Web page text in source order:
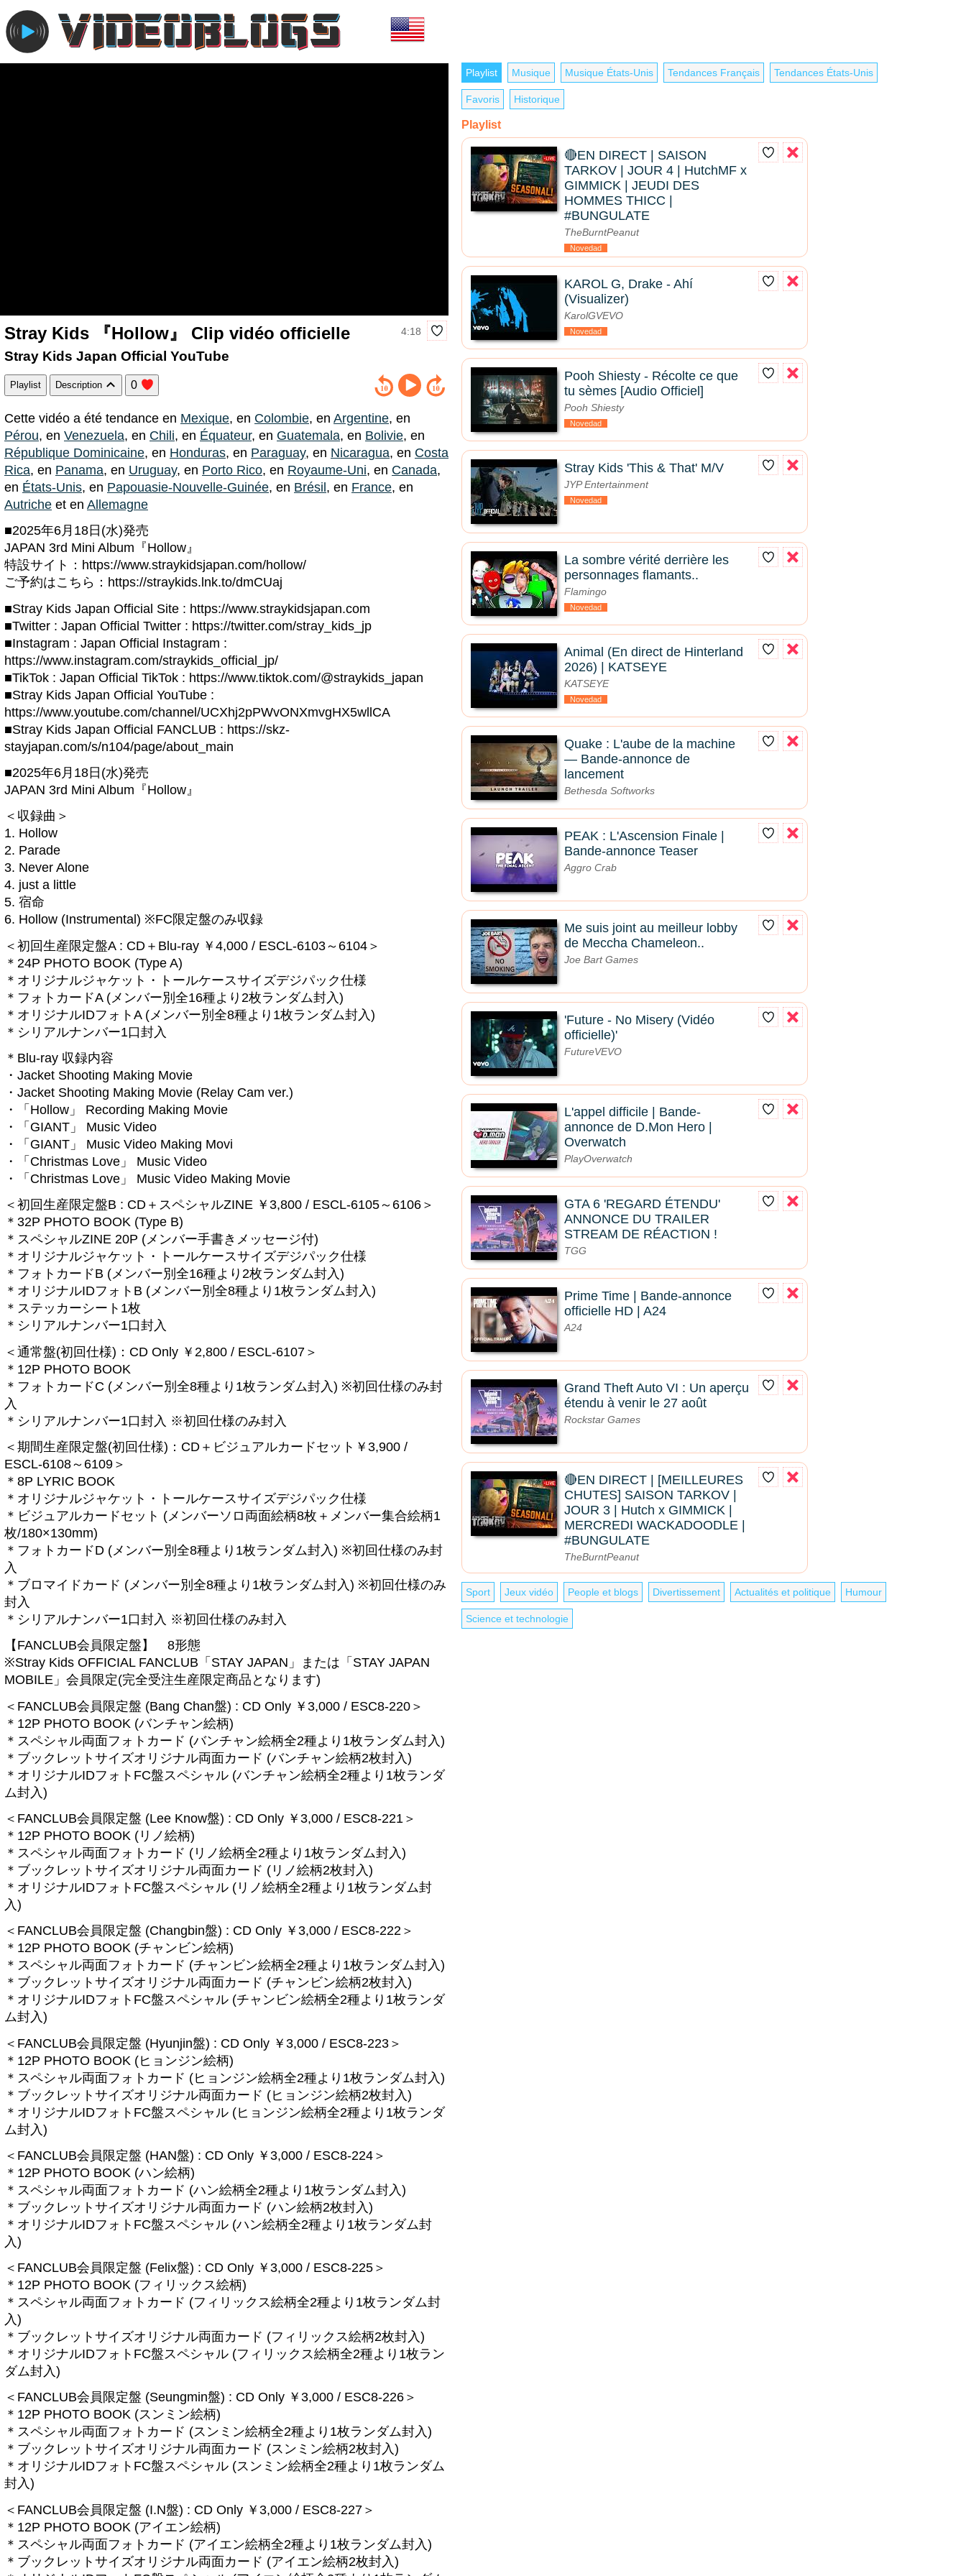
Stray Kids 『Hollow』 Clip vidéo officielle 4:18
Stray Kids Japan Official YouTube
Playlist Description 0
Cette vidéo a été tendance en Mexique, en Colombie, en Argentine, en
Pérou, en Venezuela, en Chili, en Équateur, en Guatemala, en Bolivie, en
République Dominicaine, en Honduras, en Paraguay, en Nicaragua, en Costa
Rica, en Panama, en Uruguay, en Porto Rico, en Royaume-Uni, en Canada,
en États-Unis, en Papouasie-Nouvelle-Guinée, en Brésil , en France, en
Autriche et en Allemagne
■2025年6月18日(水)発売
JAPAN 3rd Mini Album『Hollow』
特設サイト：https://www.straykidsjapan.com/hollow/
ご予約はこちら：https://straykids.lnk.to/dmCUaj
■Stray Kids Japan Official Site : https://www.straykidsjapan.com
■Twitter : Japan Official Twitter : https://twitter.com/stray_kids_jp
■Instagram : Japan Official Instagram :
https://www.instagram.com/straykids_official_jp/
■TikTok : Japan Official TikTok : https://www.tiktok.com/@straykids_japan
■Stray Kids Japan Official YouTube :
https://www.youtube.com/channel/UCXhj2pPWvONXmvgHX5wllCA
■Stray Kids Japan Official FANCLUB : https://skz-
stayjapan.com/s/n104/page/about_main
■2025年6月18日(水)発売
JAPAN 3rd Mini Album『Hollow』
＜収録曲＞
1. Hollow
2. Parade
3. Never Alone
4. just a little
5. 宿命
6. Hollow (Instrumental) ※FC限定盤のみ収録
＜初回生産限定盤A : CD＋Blu-ray ￥4,000 / ESCL-6103～6104＞
＊24P PHOTO BOOK (Type A)
＊オリジナルジャケット・トールケースサイズデジパック仕様
＊フォトカードA (メンバー別全16種より2枚ランダム封入)
＊オリジナルIDフォトA (メンバー別全8種より1枚ランダム封入)
＊シリアルナンバー1口封入
＊Blu-ray 収録内容
・Jacket Shooting Making Movie
・Jacket Shooting Making Movie (Relay Cam ver.)
・「Hollow」 Recording Making Movie
・「GIANT」 Music Video
・「GIANT」 Music Video Making Movi
・「Christmas Love」 Music Video
・「Christmas Love」 Music Video Making Movie
＜初回生産限定盤B : CD＋スペシャルZINE ￥3,800 / ESCL-6105～6106＞
＊32P PHOTO BOOK (Type B)
＊スペシャルZINE 20P (メンバー手書きメッセージ付)
＊オリジナルジャケット・トールケースサイズデジパック仕様
＊フォトカードB (メンバー別全16種より2枚ランダム封入)
＊オリジナルIDフォトB (メンバー別全8種より1枚ランダム封入)
＊ステッカーシート1枚
＊シリアルナンバー1口封入
＜通常盤(初回仕様)：CD Only ￥2,800 / ESCL-6107＞
＊12P PHOTO BOOK
＊フォトカードC (メンバー別全8種より1枚ランダム封入) ※初回仕様のみ封
入
＊シリアルナンバー1口封入 ※初回仕様のみ封入
＜期間生産限定盤(初回仕様)：CD＋ビジュアルカードセット￥3,900 /
ESCL-6108～6109＞
＊8P LYRIC BOOK
＊オリジナルジャケット・トールケースサイズデジパック仕様
＊ビジュアルカードセット (メンバーソロ両面絵柄8枚＋メンバー集合絵柄1
枚/180×130mm)
＊フォトカードD (メンバー別全8種より1枚ランダム封入) ※初回仕様のみ封
入
＊ブロマイドカード (メンバー別全8種より1枚ランダム封入) ※初回仕様のみ
封入
＊シリアルナンバー1口封入 ※初回仕様のみ封入
【FANCLUB会員限定盤】 8形態
※Stray Kids OFFICIAL FANCLUB「STAY JAPAN」または「STAY JAPAN
MOBILE」会員限定(完全受注生産限定商品となります)
＜FANCLUB会員限定盤 (Bang Chan盤) : CD Only ￥3,000 / ESC8-220＞
＊12P PHOTO BOOK (バンチャン絵柄)
＊スペシャル両面フォトカード (バンチャン絵柄全2種より1枚ランダム封入)
＊ブックレットサイズオリジナル両面カード (バンチャン絵柄2枚封入)
＊オリジナルIDフォトFC盤スペシャル (バンチャン絵柄全2種より1枚ランダ
ム封入)
＜FANCLUB会員限定盤 (Lee Know盤) : CD Only ￥3,000 / ESC8-221＞
＊12P PHOTO BOOK (リノ絵柄)
＊スペシャル両面フォトカード (リノ絵柄全2種より1枚ランダム封入)
＊ブックレットサイズオリジナル両面カード (リノ絵柄2枚封入)
＊オリジナルIDフォトFC盤スペシャル (リノ絵柄全2種より1枚ランダム封
入)
＜FANCLUB会員限定盤 (Changbin盤) : CD Only ￥3,000 / ESC8-222＞
＊12P PHOTO BOOK (チャンビン絵柄)
＊スペシャル両面フォトカード (チャンビン絵柄全2種より1枚ランダム封入)
＊ブックレットサイズオリジナル両面カード (チャンビン絵柄2枚封入)
＊オリジナルIDフォトFC盤スペシャル (チャンビン絵柄全2種より1枚ランダ
ム封入)
＜FANCLUB会員限定盤 (Hyunjin盤) : CD Only ￥3,000 / ESC8-223＞
＊12P PHOTO BOOK (ヒョンジン絵柄)
＊スペシャル両面フォトカード (ヒョンジン絵柄全2種より1枚ランダム封入)
＊ブックレットサイズオリジナル両面カード (ヒョンジン絵柄2枚封入)
＊オリジナルIDフォトFC盤スペシャル (ヒョンジン絵柄全2種より1枚ランダ
ム封入)
＜FANCLUB会員限定盤 (HAN盤) : CD Only ￥3,000 / ESC8-224＞
＊12P PHOTO BOOK (ハン絵柄)
＊スペシャル両面フォトカード (ハン絵柄全2種より1枚ランダム封入)
＊ブックレットサイズオリジナル両面カード (ハン絵柄2枚封入)
＊オリジナルIDフォトFC盤スペシャル (ハン絵柄全2種より1枚ランダム封
入)
＜FANCLUB会員限定盤 (Felix盤) : CD Only ￥3,000 / ESC8-225＞
＊12P PHOTO BOOK (フィリックス絵柄)
＊スペシャル両面フォトカード (フィリックス絵柄全2種より1枚ランダム封
入)
＊ブックレットサイズオリジナル両面カード (フィリックス絵柄2枚封入)
＊オリジナルIDフォトFC盤スペシャル (フィリックス絵柄全2種より1枚ラン
ダム封入)
＜FANCLUB会員限定盤 (Seungmin盤) : CD Only ￥3,000 / ESC8-226＞
＊12P PHOTO BOOK (スンミン絵柄)
＊スペシャル両面フォトカード (スンミン絵柄全2種より1枚ランダム封入)
＊ブックレットサイズオリジナル両面カード (スンミン絵柄2枚封入)
＊オリジナルIDフォトFC盤スペシャル (スンミン絵柄全2種より1枚ランダム
封入)
＜FANCLUB会員限定盤 (I.N盤) : CD Only ￥3,000 / ESC8-227＞
＊12P PHOTO BOOK (アイエン絵柄)
＊スペシャル両面フォトカード (アイエン絵柄全2種より1枚ランダム封入)
＊ブックレットサイズオリジナル両面カード (アイエン絵柄2枚封入)
Playlist Musique Musique États-Unis Tendances Français Tendances États-Unis
Favoris Historique
Playlist
🔴EN DIRECT | SAISON
TARKOV | JOUR 4 | HutchMF x
GIMMICK | JEUDI DES
HOMMES THICC |
#BUNGULATE
TheBurntPeanut
Novedad
KAROL G, Drake - Ahí
(Visualizer)
KarolGVEVO
Novedad
Pooh Shiesty - Récolte ce que
tu sèmes [Audio Officiel]
Pooh Shiesty
Novedad
Stray Kids 'This & That' M/V
JYP Entertainment
Novedad
La sombre vérité derrière les
personnages flamants..
Flamingo
Novedad
Animal (En direct de Hinterland
2026) | KATSEYE
KATSEYE
Novedad
Quake : L'aube de la machine
— Bande-annonce de
lancement
Bethesda Softworks
PEAK : L'Ascension Finale |
Bande-annonce Teaser
Aggro Crab
Me suis joint au meilleur lobby
de Meccha Chameleon..
Joe Bart Games
'Future - No Misery (Vidéo
officielle)'
FutureVEVO
L'appel difficile | Bande-
annonce de D.Mon Hero |
Overwatch
PlayOverwatch
GTA 6 'REGARD ÉTENDU'
ANNONCE DU TRAILER
STREAM DE RÉACTION !
TGG
Prime Time | Bande-annonce
officielle HD | A24
A24
Grand Theft Auto VI : Un aperçu
étendu à venir le 27 août
Rockstar Games
🔴EN DIRECT | [MEILLEURES
CHUTES] SAISON TARKOV |
JOUR 3 | Hutch x GIMMICK |
MERCREDI WACKADOODLE |
#BUNGULATE
TheBurntPeanut
Sport Jeux vidéo People et blogs Divertissement Actualités et politique Humour
Science et technologie